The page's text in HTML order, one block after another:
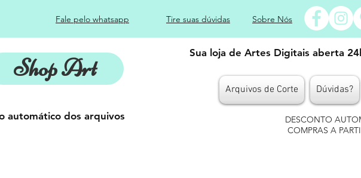
Fale pelo whatsapp Tire suas dúvidas Sobre Nós
Shop Art
Sua loja de Artes Digitais aberta
Arquivos de Corte Dúvidas?
automático dos arquivos
DESCONTO
COMPRAS A